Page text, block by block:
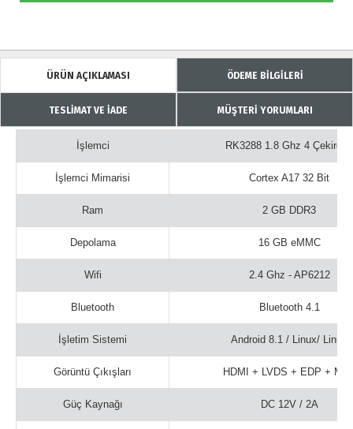
ÜRÜN AÇIKLAMASI ÖDEME BİLGİLERİ
TESLİMAT VE İADE MÜŞTERİ YORUMLARI
İşlemci RK3288 1.8 Ghz 4 Çekirdek
İşlemci Mimarisi Cortex A17 32 Bit
Ram 2 GB DDR3
Depolama 16 GB eMMC
Wifi 2.4 Ghz - AP6212
Bluetooth Bluetooth 4.1
İşletim Sistemi Android 8.1 / Linux/ Linux
Görüntü Çıkışları HDMI + LVDS + EDP +
Güç Kaynağı DC 12V / 2A